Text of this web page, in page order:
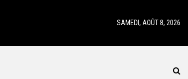
SAMEDI, AOÛT 8, 2026